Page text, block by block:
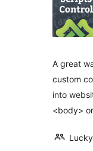
A great
custom
into
<body>